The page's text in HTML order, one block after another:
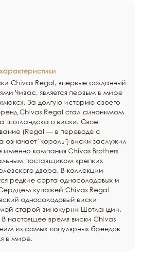
Chivas Regal, впервые созданный
Чивас, является первым в мире
За долгую историю своего
Chivas Regal стал синонимом
шотландского виски. Свое
(Regal — в переводе с
означает "король") виски заслужил
именно компания Chivas Brothers
поставщиком крепких
двора. В коллекции
редкие сорта односолодовых и
купажей Chivas Regal
односолодовый виски
старой винокурни Шотландии,
В настоящее время виски Chivas
из самых популярных брендов
в мире.